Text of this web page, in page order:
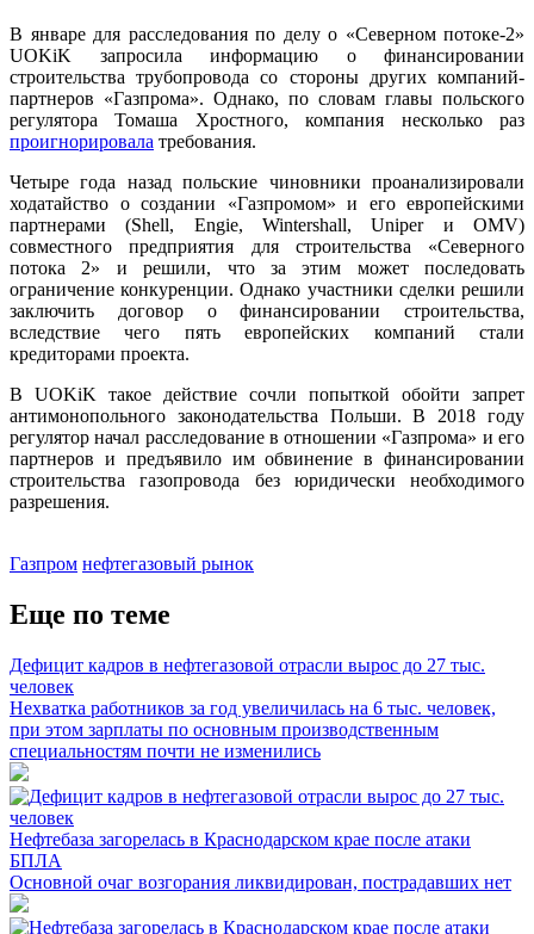
В январе для расследования по делу о «Северном потоке-2»
UOKiK запросила информацию о финансировании
строительства трубопровода со стороны других компаний-
партнеров «Газпрома». Однако, по словам главы польского
регулятора Томаша Хростного, компания несколько раз
проигнорировала требования.
Четыре года назад польские чиновники проанализировали
ходатайство о создании «Газпромом» и его европейскими
партнерами (Shell, Engie, Wintershall, Uniper и OMV)
совместного предприятия для строительства «Северного
потока 2» и решили, что за этим может последовать
ограничение конкуренции. Однако участники сделки решили
заключить договор о финансировании строительства,
вследствие чего пять европейских компаний стали
кредиторами проекта.
В UOKiK такое действие сочли попыткой обойти запрет
антимонопольного законодательства Польши. В 2018 году
регулятор начал расследование в отношении «Газпрома» и его
партнеров и предъявило им обвинение в финансировании
строительства газопровода без юридически необходимого
разрешения.
Газпром нефтегазовый рынок
Еще по теме
Дефицит кадров в нефтегазовой отрасли вырос до 27 тыс.
человек
Нехватка работников за год увеличилась на 6 тыс. человек,
при этом зарплаты по основным производственным
специальностям почти не изменились
Нефтебаза загорелась в Краснодарском крае после атаки
БПЛА
Основной очаг возгорания ликвидирован, пострадавших нет